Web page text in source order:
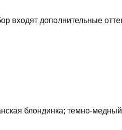
входят дополнительные
блондинка; темно-